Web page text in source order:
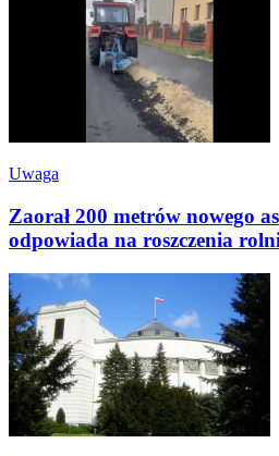
Uwaga
Zaorał 200 metrów nowego
odpowiada na roszczenia